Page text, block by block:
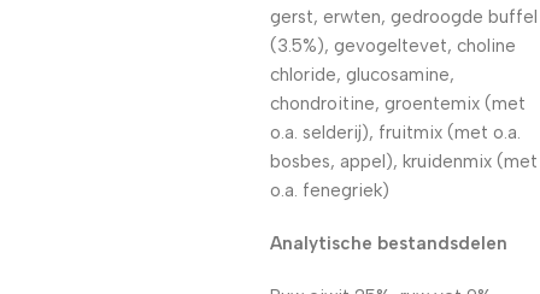
gerst, erwten, gedroogde buffel
(3.5%), gevogeltevet, choline
chloride, glucosamine,
chondroitine, groentemix (met
o.a. selderij), fruitmix (met o.a.
bosbes, appel), kruidenmix (met
o.a. fenegriek)
Analytische bestandsdelen